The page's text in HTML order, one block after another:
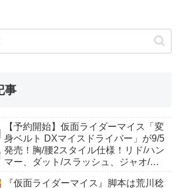
事
【予約開始】仮面ライダーマイス「変
身ベルト DXマイスドライバー」が9/5
発売！胸/腰2スタイル仕様！リド/ハン
マー、ダット/スラッシュ、ジャオ/バ
も！
『仮面ライダーマイス』脚本は荒川稔